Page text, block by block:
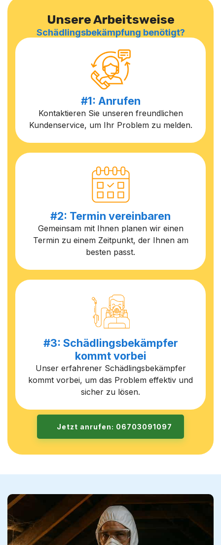
Unsere Arbeitsweise
Schädlingsbekämpfung benötigt?
#1: Anrufen
Kontaktieren Sie unseren freundlichen
Kundenservice, um Ihr Problem zu melden.
#2: Termin vereinbaren
Gemeinsam mit Ihnen planen wir einen
Termin zu einem Zeitpunkt, der Ihnen am
besten passt.
#3: Schädlingsbekämpfer
kommt vorbei
Unser erfahrener Schädlingsbekämpfer
kommt vorbei, um das Problem effektiv und
sicher zu lösen.
Jetzt anrufen: 06703091097